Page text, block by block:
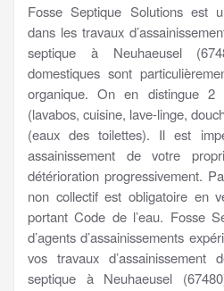
Fosse Septique Solutions est
dans les travaux
septique à Neuhaeusel
domestiques sont
organique. On en distingue
(lavabos, cuisine, lave-linge,
(eaux des toilettes). Il est
assainissement de votre
détérioration progressivement.
non collectif est obligatoire en
portant Code de l’eau. Fosse
d’agents d’assainissements
vos travaux
septique à Neuhaeusel